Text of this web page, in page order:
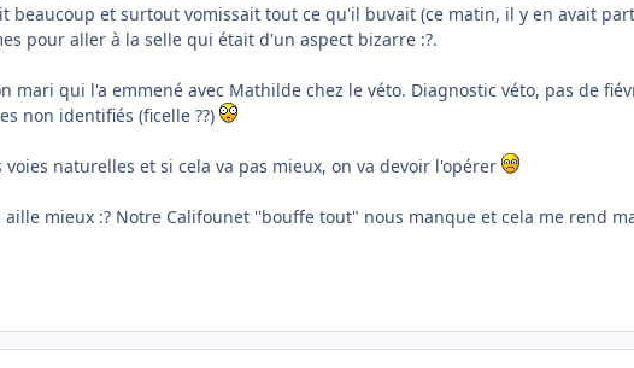
beaucoup et surtout vomissait tout ce qu'il buvait (ce matin, il y en avait
pour aller à la selle qui était d'un aspect bizarre :?.
mari qui l'a emmené avec Mathilde chez le véto. Diagnostic véto, pas de
non identifiés (ficelle ??)
naturelles et si cela va pas mieux, on va devoir l'opérer
mieux :? Notre Califounet ''bouffe tout" nous manque et cela me rend